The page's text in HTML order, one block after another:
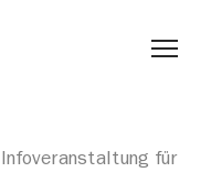
für